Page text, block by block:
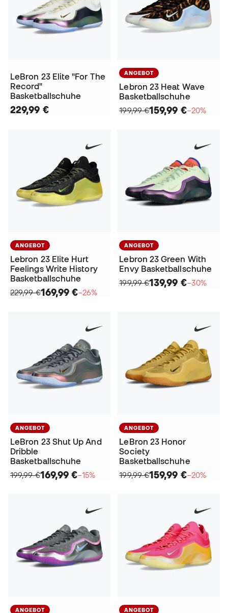
LeBron 23 Elite "For The
Record"
Basketballschuhe
229,99 €
ANGEBOT
Lebron 23 Heat Wave
Basketballschuhe
199,99 €159,99 €−20%
ANGEBOT
Lebron 23 Elite Hurt
Feelings Write History
Basketballschuhe
229,99 €169,99 €−26%
ANGEBOT
Lebron 23 Green With
Envy Basketballschuhe
199,99 €139,99 €−30%
ANGEBOT
LeBron 23 Shut Up And
Dribble
Basketballschuhe
199,99 €169,99 €−15%
ANGEBOT
LeBron 23 Honor
Society
Basketballschuhe
199,99 €159,99 €−20%
ANGEBOT ANGEBOT